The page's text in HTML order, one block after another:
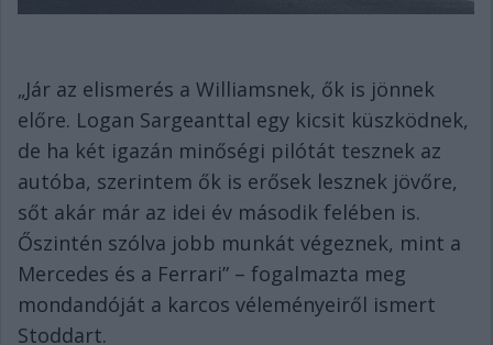
„Jár az elismerés a Williamsnek, ők is jönnek
előre. Logan Sargeanttal egy kicsit küszködnek,
de ha két igazán minőségi pilótát tesznek az
autóba, szerintem ők is erősek lesznek jövőre,
sőt akár már az idei év második felében is.
Őszintén szólva jobb munkát végeznek, mint a
Mercedes és a Ferrari” – fogalmazta meg
mondandóját a karcos véleményeiről ismert
Stoddart.